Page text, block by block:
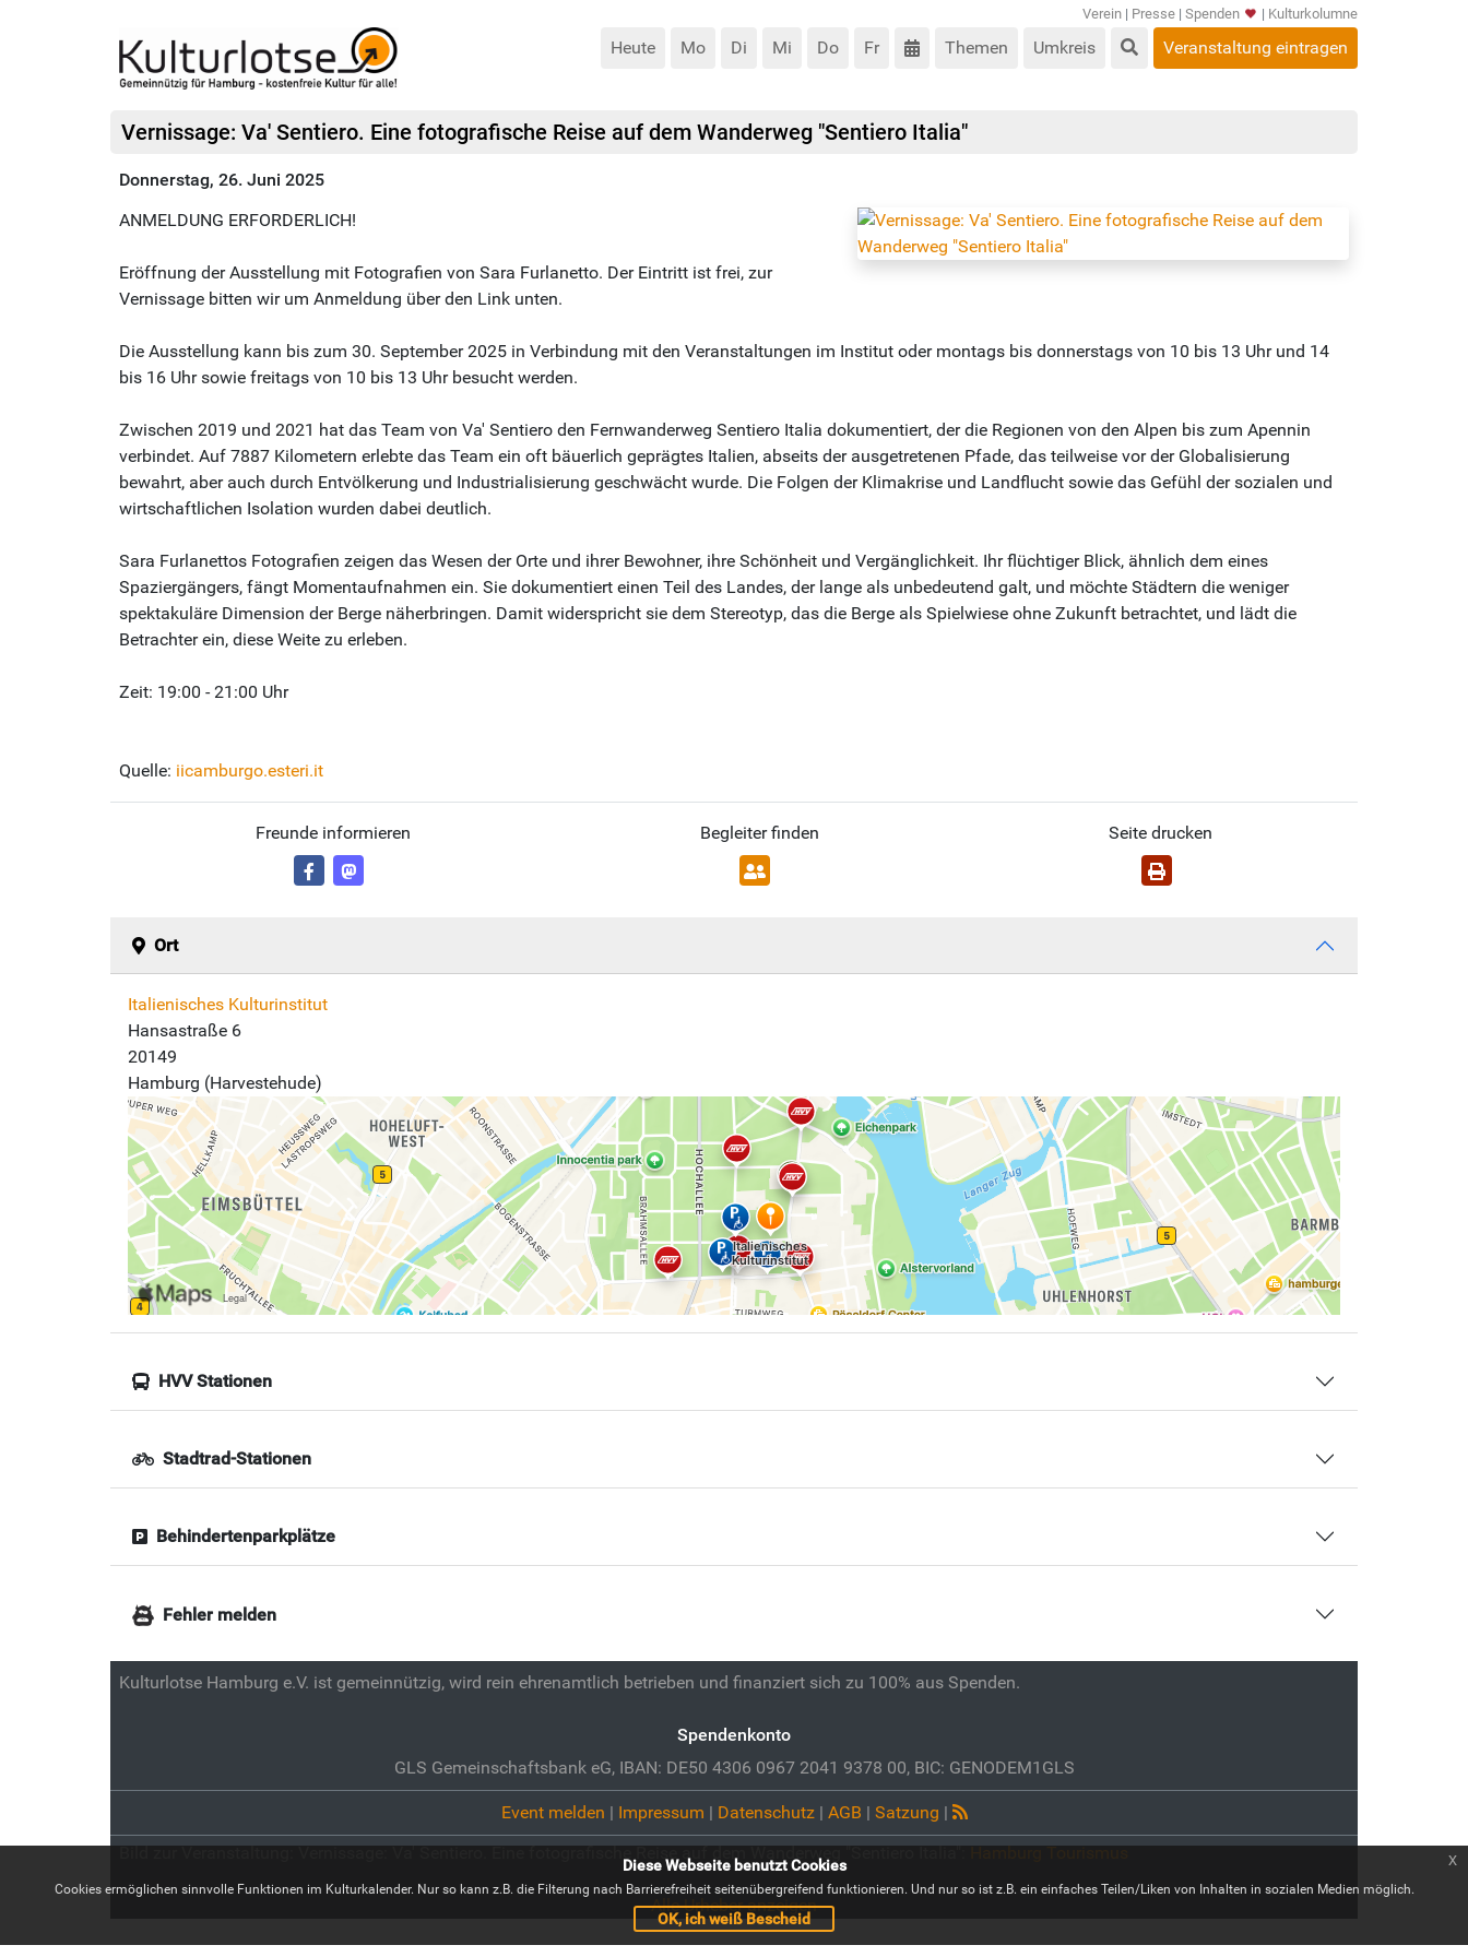
Verein | Presse | Spenden | Kulturkolumne
Heute Mo Di Mi Do Fr Themen Umkreis Veranstaltung eintragen
Vernissage: Va' Sentiero. Eine fotografische Reise auf dem Wanderweg "Sentiero Italia"
Donnerstag, 26. Juni 2025
ANMELDUNG ERFORDERLICH!
Eröffnung der Ausstellung mit Fotografien von Sara Furlanetto. Der Eintritt ist frei, zur
Vernissage bitten wir um Anmeldung über den Link unten.
Die Ausstellung kann bis zum 30. September 2025 in Verbindung mit den Veranstaltungen im Institut oder montags bis donnerstags von 10 bis 13 Uhr und 14
bis 16 Uhr sowie freitags von 10 bis 13 Uhr besucht werden.
Zwischen 2019 und 2021 hat das Team von Va' Sentiero den Fernwanderweg Sentiero Italia dokumentiert, der die Regionen von den Alpen bis zum Apennin
verbindet. Auf 7887 Kilometern erlebte das Team ein oft bäuerlich geprägtes Italien, abseits der ausgetretenen Pfade, das teilweise vor der Globalisierung
bewahrt, aber auch durch Entvölkerung und Industrialisierung geschwächt wurde. Die Folgen der Klimakrise und Landflucht sowie das Gefühl der sozialen und
wirtschaftlichen Isolation wurden dabei deutlich.
Sara Furlanettos Fotografien zeigen das Wesen der Orte und ihrer Bewohner, ihre Schönheit und Vergänglichkeit. Ihr flüchtiger Blick, ähnlich dem eines
Spaziergängers, fängt Momentaufnahmen ein. Sie dokumentiert einen Teil des Landes, der lange als unbedeutend galt, und möchte Städtern die weniger
spektakuläre Dimension der Berge näherbringen. Damit widerspricht sie dem Stereotyp, das die Berge als Spielwiese ohne Zukunft betrachtet, und lädt die
Betrachter ein, diese Weite zu erleben.
Zeit: 19:00 - 21:00 Uhr
Quelle: iicamburgo.esteri.it
Freunde informieren Begleiter finden Seite drucken
Ort
Italienisches Kulturinstitut
Hansastraße 6
20149
Hamburg (Harvestehude)
HVV Stationen
Stadtrad-Stationen
Behindertenparkplätze
Fehler melden
Kulturlotse Hamburg e.V. ist gemeinnützig, wird rein ehrenamtlich betrieben und finanziert sich zu 100% aus Spenden.
Spendenkonto
GLS Gemeinschaftsbank eG, IBAN: DE50 4306 0967 2041 9378 00, BIC: GENODEM1GLS
Event melden | Impressum | Datenschutz| AGB | Satzung |
Bild zur Veranstaltung:Vernissage: Va' Sentiero. Eine fotografische Reise auf dem Wanderweg "Sentiero Italia":Hamburg Tourismus
Alle Urheber anzeigen
Diese Webseite benutzt Cookies
Cookies ermöglichen sinnvolle Funktionen im Kulturkalender. Nur so kann z.B. die Filterung nach Barrierefreiheit seitenübergreifend funktionieren. Und nur so ist z.B. ein einfaches Teilen/Liken von Inhalten in sozialen Medien möglich.
OK, ich weiß Bescheid
x